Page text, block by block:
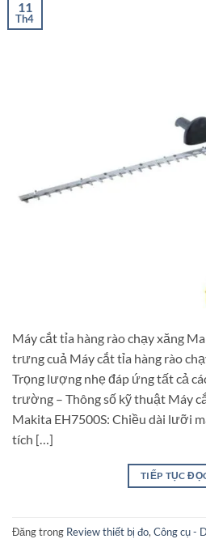
11
Th4
Máy cắt tỉa hàng rào chạy xăng
trưng cuả Máy cắt tỉa hàng rào
Trọng lượng nhẹ đáp ứng tất cả
trường – Thông số kỹ thuật Máy
Makita EH7500S: Chiều dài lưỡi
tích […]
TIẾP TỤC
Đăng trong Review thiết bị đo, Công cụ -